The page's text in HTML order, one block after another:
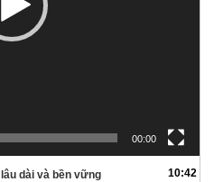
00:00
dài và bền vững 10:42